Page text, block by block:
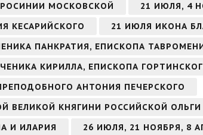
МОСКОВСКОЙ
21 ИЮЛЯ, 4
КЕСАРИЙСКОГО
21 ИЮЛЯ ИКОНА
ПАНКРАТИЯ, ЕПИСКОПА
КИРИЛЛА, ЕПИСКОПА
АНТОНИЯ ПЕЧЕРСКОГО
ВЕЛИКОЙ КНЯГИНИ РОССИЙСКОЙ ОЛЬГИ
И ИЛАРИЯ
26 ИЮЛЯ, 21 НОЯБРЯ, 8